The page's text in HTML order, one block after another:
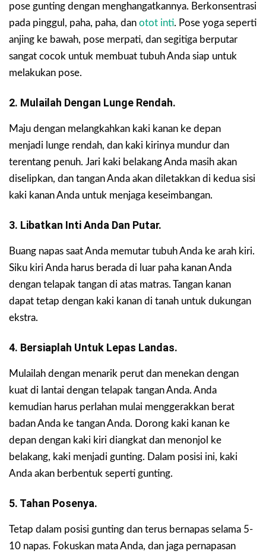
pose gunting dengan menghangatkannya. Berkonsentrasi
pada pinggul, paha, paha, dan otot inti. Pose yoga seperti
anjing ke bawah, pose merpati, dan segitiga berputar
sangat cocok untuk membuat tubuh Anda siap untuk
melakukan pose.
2. Mulailah Dengan Lunge Rendah.
Maju dengan melangkahkan kaki kanan ke depan
menjadi lunge rendah, dan kaki kirinya mundur dan
terentang penuh. Jari kaki belakang Anda masih akan
diselipkan, dan tangan Anda akan diletakkan di kedua sisi
kaki kanan Anda untuk menjaga keseimbangan.
3. Libatkan Inti Anda Dan Putar.
Buang napas saat Anda memutar tubuh Anda ke arah kiri.
Siku kiri Anda harus berada di luar paha kanan Anda
dengan telapak tangan di atas matras. Tangan kanan
dapat tetap dengan kaki kanan di tanah untuk dukungan
ekstra.
4. Bersiaplah Untuk Lepas Landas.
Mulailah dengan menarik perut dan menekan dengan
kuat di lantai dengan telapak tangan Anda. Anda
kemudian harus perlahan mulai menggerakkan berat
badan Anda ke tangan Anda. Dorong kaki kanan ke
depan dengan kaki kiri diangkat dan menonjol ke
belakang, kaki menjadi gunting. Dalam posisi ini, kaki
Anda akan berbentuk seperti gunting.
5. Tahan Posenya.
Tetap dalam posisi gunting dan terus bernapas selama 5-
10 napas. Fokuskan mata Anda, dan jaga pernapasan